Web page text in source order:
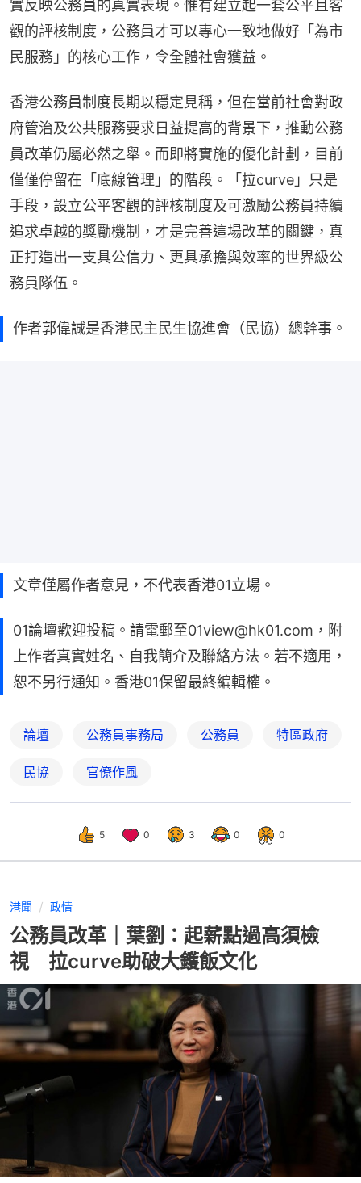
實反映公務員的真實表現。惟有建立起一套公平且客
觀的評核制度，公務員才可以專心一致地做好「為市
民服務」的核心工作，令全體社會獲益。
香港公務員制度長期以穩定見稱，但在當前社會對政
府管治及公共服務要求日益提高的背景下，推動公務
員改革仍屬必然之舉。而即將實施的優化計劃，目前
僅僅停留在「底線管理」的階段。「拉curve」只是
手段，設立公平客觀的評核制度及可激勵公務員持續
追求卓越的獎勵機制，才是完善這場改革的關鍵，真
正打造出一支具公信力、更具承擔與效率的世界級公
務員隊伍。
作者郭偉誠是香港民主民生協進會（民協）總幹事。
文章僅屬作者意見，不代表香港01立場。
01論壇歡迎投稿。請電郵至01view@hk01.com，附
上作者真實姓名、自我簡介及聯絡方法。若不適用，
恕不另行通知。香港01保留最終編輯權。
論壇 公務員事務局 公務員 特區政府
民協 官僚作風
5 0 3 0 0
港聞 政情
公務員改革｜葉劉：起薪點過高須檢
視 拉curve助破大鑊飯文化